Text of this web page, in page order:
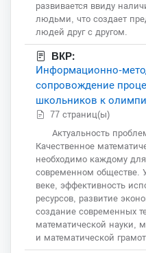
развивается ввиду
людьми, что создает
людей друг с другом.
ВКР:
Информационно-
сопровождение
школьников к
77 страниц(ы)
Актуальность
Качественное
необходимо каждому
современном обществе.
веке, эффективность
ресурсов, развитие
создание современных
математической науки,
и математической